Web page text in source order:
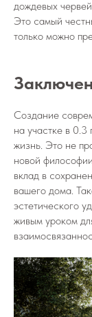
дождевых
Это самый
только можно
Создание
на участке в 0.3
жизнь. Это не
новой
вклад в
вашего дома.
эстетического
живым уроком